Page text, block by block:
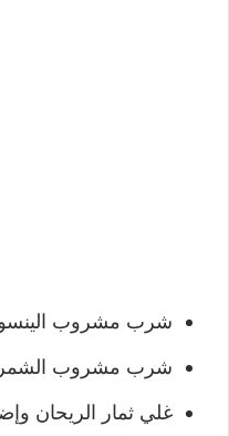
شرب مشروب
شرب مشروب الشمر
غلي ثمار الريحان